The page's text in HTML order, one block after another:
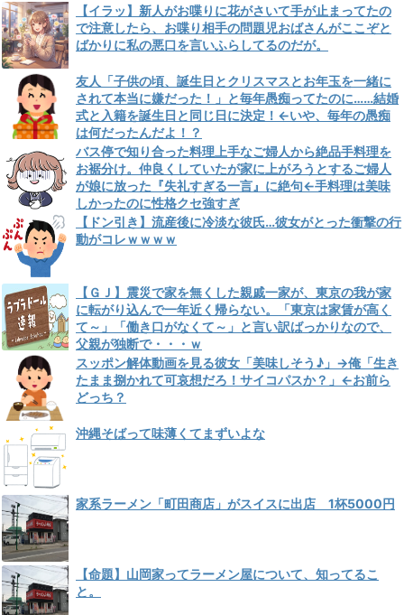
【イラッ】新人がお喋りに花がさいて手が止まってたの
で注意したら、お喋り相手の問題児おばさんがここぞと
ばかりに私の悪口を言いふらしてるのだが。
友人「子供の頃、誕生日とクリスマスとお年玉を一緒に
されて本当に嫌だった！」と毎年愚痴ってたのに……結婚
式と入籍を誕生日と同じ日に決定！←いや、毎年の愚痴
は何だったんだよ！？
バス停で知り合った料理上手なご婦人から絶品手料理を
お裾分け。仲良くしていたが家に上がろうとするご婦人
が娘に放った『失礼すぎる一言』に絶句←手料理は美味
しかったのに性格クセ強すぎ
【ドン引き】流産後に冷淡な彼氏…彼女がとった衝撃の行
動がコレｗｗｗｗ
【ＧＪ】震災で家を無くした親戚一家が、東京の我が家
に転がり込んで一年近く帰らない。「東京は家賃が高く
て～」「働き口がなくて～」と言い訳ばっかりなので、
父親が独断で・・・ｗ
スッポン解体動画を見る彼女「美味しそう♪」→俺「生き
たまま捌かれて可哀想だろ！サイコパスか？」←お前ら
どっち？
沖縄そばって味薄くてまずいよな
家系ラーメン「町田商店」がスイスに出店 1杯5000円
【命題】山岡家ってラーメン屋について、知ってるこ
と。